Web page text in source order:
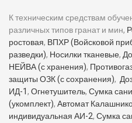
К техническим средствам
различных типов гранат и мин,
ростовая, ВПХР (Войсковой
разведки), Носилки тканевые,
НЕЙВА (с хранения),
защиты ОЗК (с сохранения),
ИД-1,Огнетушитель,Сумка
(укомплект),Автомат
индивидуальная АИ-2,Сумка